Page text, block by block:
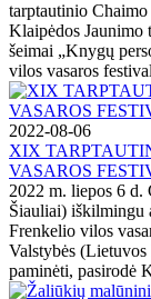
tarptautinio
Klaipėdos Jaunimo
šeimai „Knygų
vilos vasaros
2022-08-06
XIX
VASAROS
2022 m. liepos 6
Šiauliai) iškilmingu
Frenkelio vilos
Valstybės
paminėti, pasirodė